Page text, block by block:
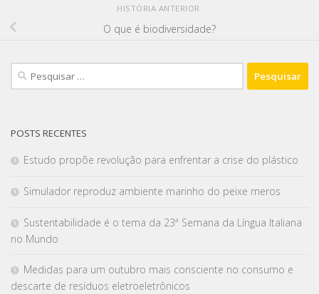
HISTÓRIA ANTERIOR
O que é biodiversidade?
POSTS RECENTES
Estudo propõe revolução para enfrentar a crise do plástico
Simulador reproduz ambiente marinho do peixe meros
Sustentabilidade é o tema da 23ª Semana da Língua Italiana
no Mundo
Medidas para um outubro mais consciente no consumo e
descarte de resíduos eletroeletrônicos